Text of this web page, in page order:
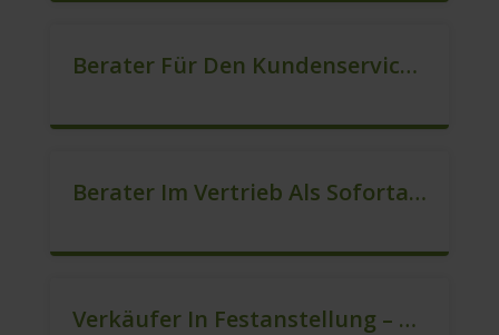
Berater Für Den Kundenservice / Beratung (m/w/d)
Berater Im Vertrieb Als Sofortanstellung (m/w/d)
Verkäufer In Festanstellung – Top Gehalt (m/w/d)